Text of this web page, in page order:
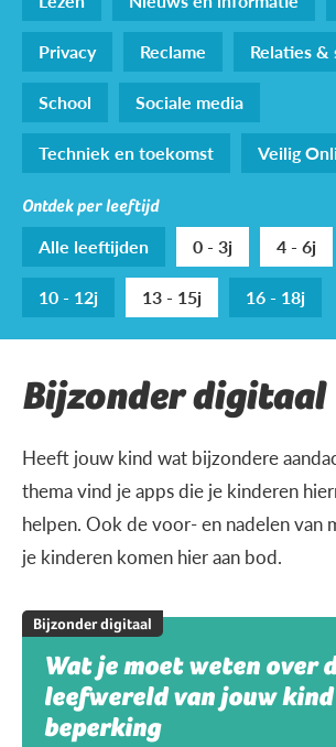
Privacy
Reclame
Relaties
School
Sociale media
Techniek en toekomst
Veilig
Ontdek per leeftijd
Alle leeftijden 0 - 3j 4 - 6j
10 - 12j
13 - 15j 16 - 18j
Bijzonder digitaal
Heeft jouw kind wat bijzondere
thema vind je apps die je kinderen
helpen. Ook de voor- en nadelen van
je kinderen komen hier aan bod.
Bijzonder digitaal
Wat je moet weten over
leefwereld van jouw
beperking